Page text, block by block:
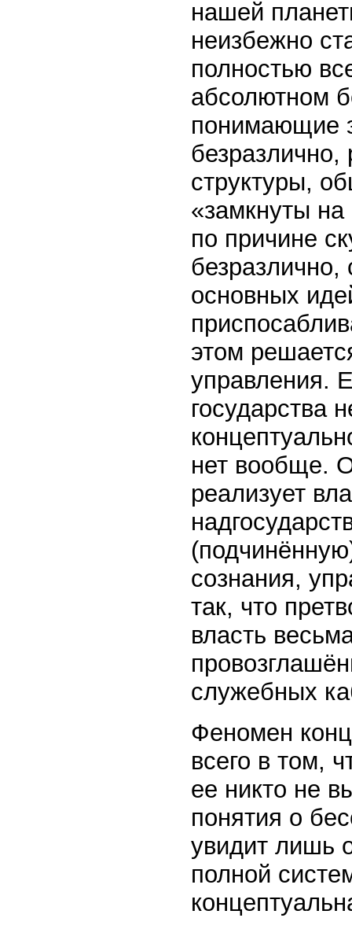
нашей
неизбежно
полностью
абсолютном
понимающие
структуры,
«замкнуты
по причине
основных
этом
управления.
государства
нет вообще.
реализует
сознания,
так, что
власть
служебных
Феномен
всего в том,
ее никто не
понятия о
увидит лишь
полной